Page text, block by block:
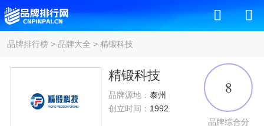
品牌排行榜> 品牌大全 > 精锻科技
精锻科技
品牌源地： 泰州
创立时间： 1992
8
品牌综合分